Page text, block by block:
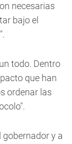
necesarias
bajo el
todo. Dentro
que han
ordenar las
y a